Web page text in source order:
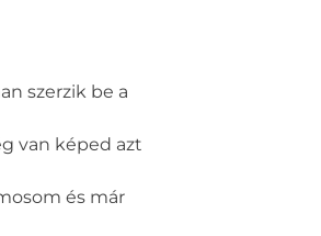
szerzik be a
van képed azt
és már